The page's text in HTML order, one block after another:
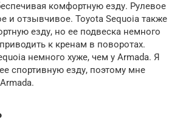
комфортную езду. Рулевое
и отзывчивое. Toyota Sequoia также
езду, но ее подвеска немного
к кренам в поворотах.
немного хуже, чем у Armada. Я
спортивную езду, поэтому мне